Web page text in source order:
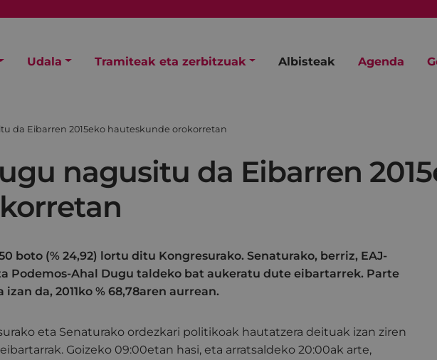
Udala Tramiteak eta zerbitzuak Albisteak Agenda
da Eibarren 2015eko hauteskunde orokorretan
nagusitu da Eibarren
boto (% 24,92) lortu ditu Kongresurako. Senaturako, berriz, EAJ-
Podemos-Ahal Dugu taldeko bat aukeratu dute eibartarrek. Parte
izan da, 2011ko % 68,78aren aurrean.
eta Senaturako ordezkari politikoak hautatzera deituak izan ziren
Goizeko 09:00etan hasi, eta arratsaldeko 20:00ak arte,